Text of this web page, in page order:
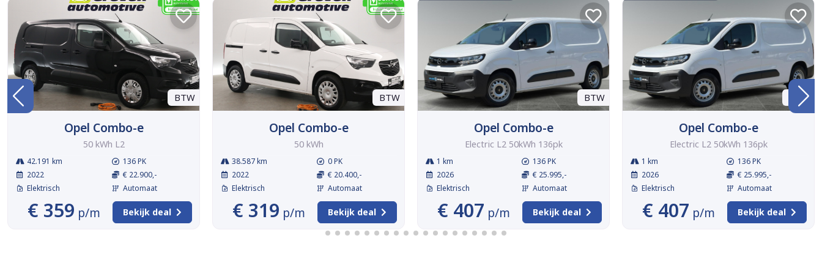
BTW
Opel Combo-e
50 kWh L2
42.191 km
2022
Elektrisch
136 PK
€ 22.900,-
Automaat
€ 359 p/m Bekijk deal
BTW
Opel Combo-e
50 kWh
38.587 km
2022
Elektrisch
0 PK
€ 20.400,-
Automaat
€ 319 p/m Bekijk deal
BTW
Opel Combo-e
Electric L2 50kWh 136pk
1 km
2026
Elektrisch
136 PK
€ 25.995,-
Automaat
€ 407 p/m Bekijk deal
BTW
Opel Combo-e
Electric L2 50kWh 136pk
1 km
2026
Elektrisch
136 PK
€ 25.995,-
Automaat
€ 407 p/m Bekijk deal